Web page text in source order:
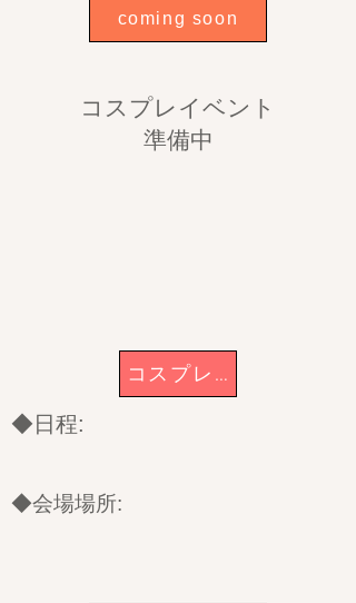
coming soon
コスプレイベント
準備中
コスプレイベント
◆日程:
◆会場場所: